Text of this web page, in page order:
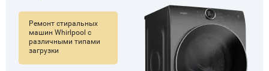
Ремонт стиральных
машин Whirlpool с
различными типами
загрузки